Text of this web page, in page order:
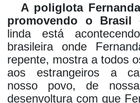
A poliglota
promovendo o Brasil
linda está
brasileira onde
repente, mostra a todos
aos estrangeiros a
nosso povo, de
desenvoltura com que